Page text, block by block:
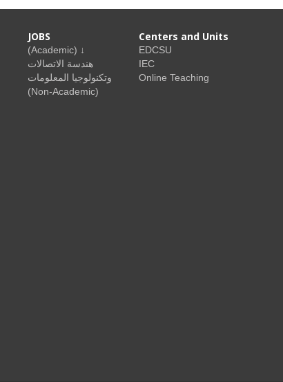
JOBS
(Academic) ↓
هندسة الاتصالات
وتكنولوجيا المعلومات
(Non-Academic)
Centers and Units
EDCSU
IEC
Online Teaching